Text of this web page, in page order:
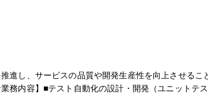
進し、サービスの品質や開発生産性を向上させる
内容】■テスト自動化の設計・開発（ユニットテス